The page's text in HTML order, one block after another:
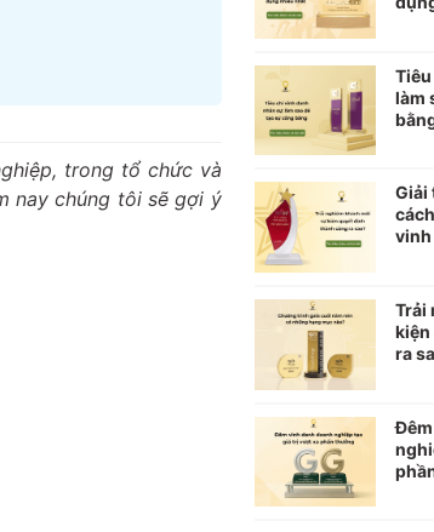
trong tổ chức và
nay chúng tôi sẽ gợi ý
làm
Giải
vinh
Trải
kiện
ra